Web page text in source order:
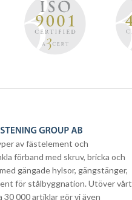
av fästelement och
förband med skruv, bricka och
gängade hylsor, gängstänger,
för stålbyggnation. Utöver vårt
000 artiklar gör vi även